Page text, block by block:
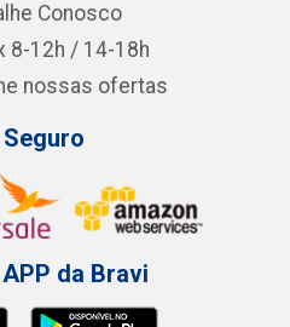
Conosco
8-12h / 14-18h
nossas ofertas
da Bravi